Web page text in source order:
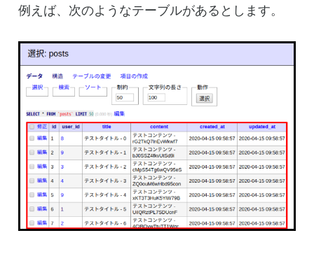
例えば、次のようなテーブルがあるとします。